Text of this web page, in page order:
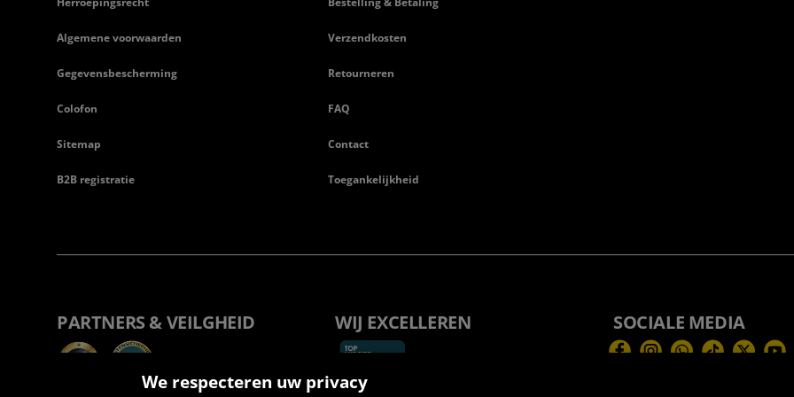
Algemene voorwaarden
Gegevensbescherming
Colofon
Sitemap
B2B registratie
Verzendkosten
Retourneren
FAQ
Contact
Toegankelijkheid
PARTNERS & VEILGHEID WIJ EXCELLEREN SOCIALE MEDIA
FacebookInstagramWhatsApp
TikTokTwitter
We respecteren uw privacy